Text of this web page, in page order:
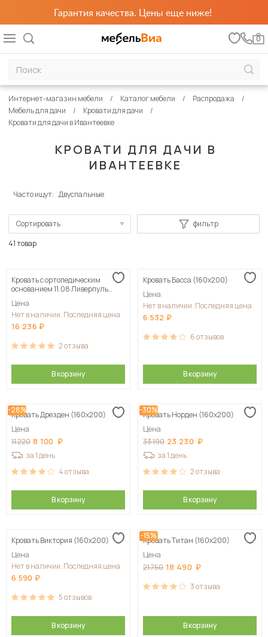
Гарантия качества. Цены еще ниже!
0
КРОВАТИ ДЛЯ ДАЧИ В
ИВАНТЕЕВКЕ
Интернет-магазин мебели Каталог мебели
Распродажа
Мебель для дачи
Кровати для дачи
Кровати для дачи в Ивантеевке
Часто ищут: Двуспальные
Сортировать
Сначала дорогие
фильтр
41 товар
Кровать с ортопедическим
основанием 11.08 Ливерпуль
Цена
Нет в наличии. Последняя цена
16 236
2отзыва
В корзину
Кровать Басса (160х200)
Цена
Нет в наличии. Последняя цена
6 532
6отзывов
В корзину
-28%
Кровать Дрезден (160х200)
Цена
11 220 8 100
за 1 день
4отзыва
В корзину
-30%
Кровать Норден (160х200)
Цена
33 190 23 230
за 1 день
2отзыва
В корзину
Кровать Виктория (160х200)
Цена
Нет в наличии. Последняя цена
6 590
5отзывов
В корзину
-15%
Кровать Титан (160х200)
Цена
21 750 18 490
3отзыва
В корзину